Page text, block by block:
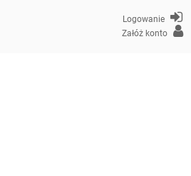
Logowanie
Załóż konto